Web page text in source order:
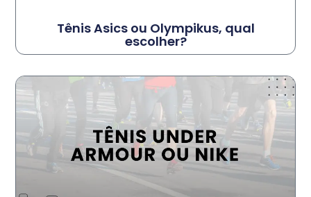
Tênis Asics ou Olympikus, qual
escolher?